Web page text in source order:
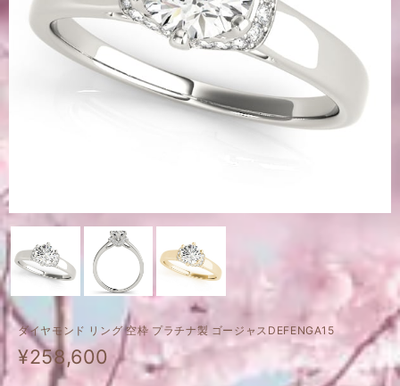
ダイヤモンド リング 空枠 プラチナ製 ゴージャスDEFENGA15
¥258,600